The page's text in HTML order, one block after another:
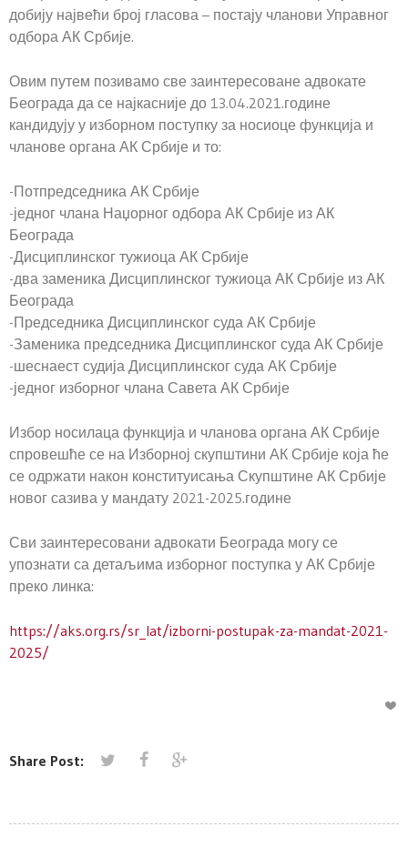
добију највећи број гласова – постају чланови Управног
одбора АК Србије.
Овим путем позивамо све заинтересоване адвокате
Београда да се најкасније до 13.04.2021.године
кандидују у изборном поступку за носиоце функција и
чланове органа АК Србије и то:
-Потпредседника АК Србије
-једног члана Наџорног одбора АК Србије из АК
Београда
-Дисциплинског тужиоца АК Србије
-два заменика Дисциплинског тужиоца АК Србије из АК
Београда
-Председника Дисциплинског суда АК Србије
-Заменика председника Дисциплинског суда АК Србије
-шеснаест судија Дисциплинског суда АК Србије
-једног изборног члана Савета АК Србије
Избор носилаца функција и чланова органа АК Србије
спровешће се на Изборној скупштини АК Србије која ће
се одржати након конституисања Скупштине АК Србије
новог сазива у мандату 2021-2025.године
Сви заинтересовани адвокати Београда могу се
упознати са детаљима изборног поступка у АК Србије
преко линка:
https://aks.org.rs/sr_lat/izborni-postupak-za-mandat-2021-
2025/
Share Post: